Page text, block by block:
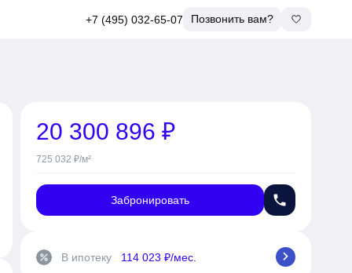
+7 (495) 032-65-07 Позвонить вам?
20 300 896 ₽
725 032 ₽/м²
Забронировать phone
percent В ипотеку 114 023 ₽/мес. chevron_right